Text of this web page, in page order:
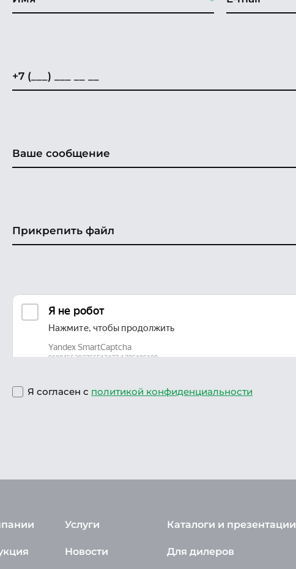
Прикрепить файл
Я согласен с политикой конфиденциальности
Услуги
Новости
Каталоги и презентации
Для дилеров